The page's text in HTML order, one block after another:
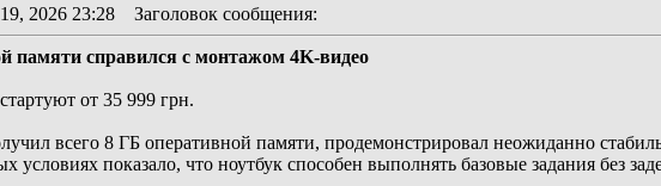
2026 23:28 Заголовок сообщения:
памяти справился с монтажом 4K-видео
от 35 999 грн.
всего 8 ГБ оперативной памяти, продемонстрировал неожиданно
условиях показало, что ноутбук способен выполнять базовые задания без